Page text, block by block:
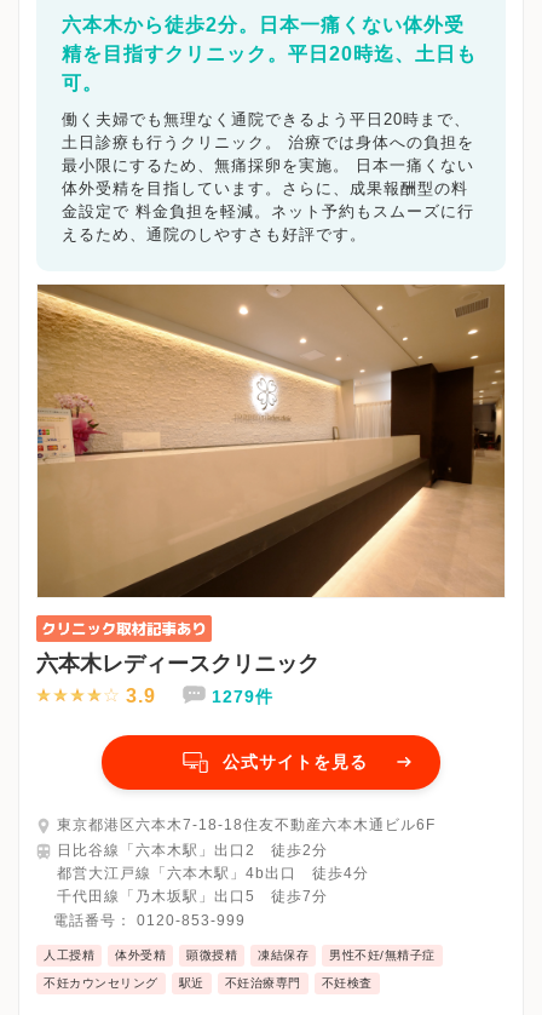
名古屋市熱田区
名古屋市中川区
名古屋市港区
名古屋市南区
名古屋市守山区
名古屋市緑区
名古屋市名東区
一宮市
瀬戸市 半田市 春日井市
津島市
碧南市
刈谷市 豊田市 安城市 西尾市
蒲郡市
犬山市
常滑市 江南市 小牧市 稲沢市
新城市
東海市
大府市 知多市 知立市 尾張旭市
高浜市
岩倉市
豊明市 日進市 田原市 愛西市
清須市
北名古屋市
弥富市 みよし市 あま市
キーワードで絞る
不妊カウンセリング ブライダルチェック
不妊検査
タイミング療法
人工授精 体外受精
先進医療
男性不妊/無精子症 ED治療
漢方処方
プラセンタ
腹腔鏡手術
駅近
電子決済可
クレジットカード利用可
英語対応
六本木から徒歩2分。日本一痛くない体外受
精を目指すクリニック。平日20時迄、土日も
可。
働く夫婦でも無理なく通院できるよう平日20時まで、
土日診療も行うクリニック。 治療では身体への負担を
最小限にするため、無痛採卵を実施。 日本一痛くない
体外受精を目指しています。さらに、成果報酬型の料
金設定で 料金負担を軽減。ネット予約もスムーズに行
えるため、通院のしやすさも好評です。
六本木レディースクリニック
3.9 1279件
公式サイトを見る
東京都港区六本木7-18-18住友不動産六本木通ビル6F
日比谷線「六本木駅」出口2 徒歩2分
都営大江戸線「六本木駅」4b出口 徒歩4分
千代田線「乃木坂駅」出口5 徒歩7分
電話番号： 0120-853-999
人工授精 体外受精 顕微授精 凍結保存 男性不妊/無精子症
不妊カウンセリング 駅近 不妊治療専門 不妊検査